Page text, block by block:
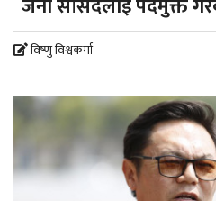
विष्णु विश्वकर्मा